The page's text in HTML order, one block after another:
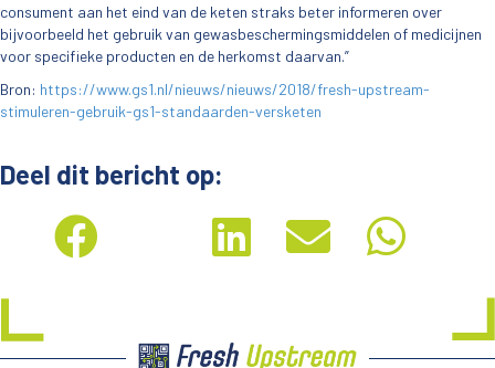
consument aan het eind van de keten straks beter informeren over
bijvoorbeeld het gebruik van gewasbeschermingsmiddelen of medicijnen
voor specifieke producten en de herkomst daarvan.”
Bron: https://www.gs1.nl/nieuws/nieuws/2018/fresh-upstream-
stimuleren-gebruik-gs1-standaarden-versketen
Deel dit bericht op: